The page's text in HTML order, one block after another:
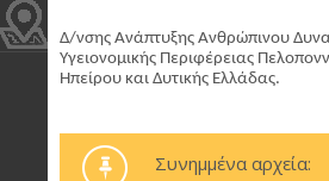
Δ/νσης Ανάπτυξης Ανθρώπινου
Υγειονομικής Περιφέρειας
Ηπείρου και Δυτικής Ελλάδας.
Συνημμένα αρχεία: